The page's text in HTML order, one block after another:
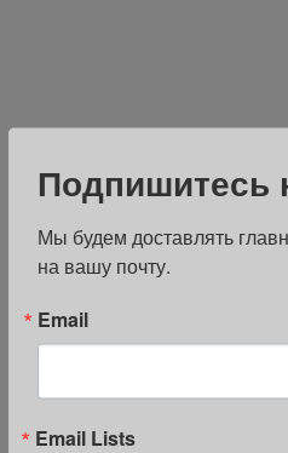
Подпишитесь
Мы будем доставлять
на вашу почту.
Email
Email Lists